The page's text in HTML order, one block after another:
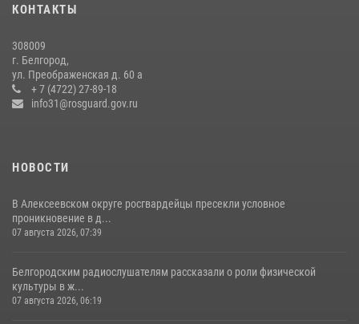
Белгородские росгвардейцы задержали рецидивиста за попытку
кражи из магазина
14 июля 2026, 07:13
КОНТАКТЫ
308009
г. Белгород,
ул. Преображенская д. 60 а
+ 7 (4722) 27-89-18
info31@rosguard.gov.ru
НОВОСТИ
В Алексеевском округе росгвардейцы пресекли условное
проникновение в д...
07 августа 2026, 07:39
Белгородским радиослушателям рассказали о роли физической
культуры в ж...
07 августа 2026, 06:19